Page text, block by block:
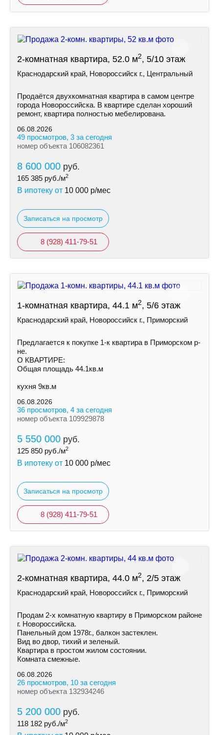
2-комнатная квартира, 52.0 м2, 5/10 этаж
Краснодарский край, Новороссийск г., Центральный
Продаётся двухкомнатная квартира в самом центре
города Новороссийска. В квартире сделан хороший
ремонт, квартира полностью мебелирована.
06.08.2026
49 просмотров, 3 за сегодня
номер объекта 106082361
8 600 000 руб.
165 385 руб./м2
В ипотеку от 10 000 р/мес
Записаться на просмотр
8 (928) 411-79-51
1-комнатная квартира, 44.1 м2, 5/6 этаж
Краснодарский край, Новороссийск г., Приморский
Предлагается к покупке 1-к квартира в Приморском р-
не.
О КВАРТИРЕ:
Общая площадь 44.1кв.м
кухня 9кв.м
06.08.2026
36 просмотров, 4 за сегодня
номер объекта 109929878
5 550 000 руб.
125 850 руб./м2
В ипотеку от 10 000 р/мес
Записаться на просмотр
8 (928) 411-79-51
2-комнатная квартира, 44.0 м2, 2/5 этаж
Краснодарский край, Новороссийск г., Приморский
Продам 2-х комнатную квартиру в Приморском районе
г. Новороссийска.
Панельный дом 1978г., балкон застеклен.
Вид во двор, тихий и зеленый.
Квартира в простом жилом состоянии.
Комната смежные.
06.08.2026
26 просмотров, 10 за сегодня
номер объекта 132934246
5 200 000 руб.
118 182 руб./м2